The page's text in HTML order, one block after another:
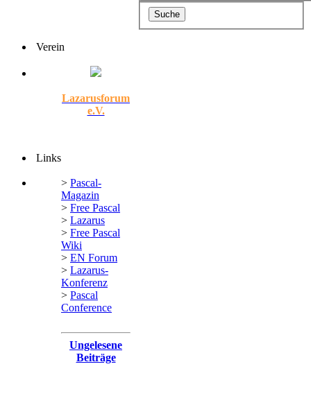
Verein
Lazarusforum
e.V.
Links
> Pascal-
Magazin
> Free Pascal
> Lazarus
> Free Pascal
Wiki
> EN Forum
> Lazarus-
Konferenz
> Pascal
Conference
Ungelesene
Beiträge